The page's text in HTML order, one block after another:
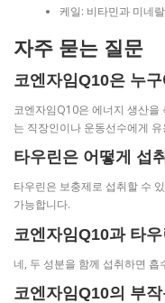
케일: 비타민과 미네
자주 묻는 질문
코엔자임Q10은 누
코엔자임Q10은 에너지 생산을
는 직장인이나 운동선수에게
타우린은 어떻게 섭
타우린은 보충제로 섭취할 수
가능합니다.
코엔자임Q10과 타
네, 두 성분을 함께 섭취하면
코엔자임Q10의 부